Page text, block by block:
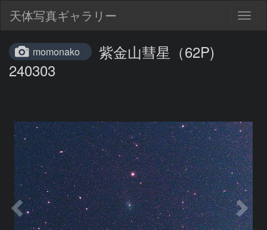
天体写真ギャラリー
momonako
紫金山彗星（62P)
240303